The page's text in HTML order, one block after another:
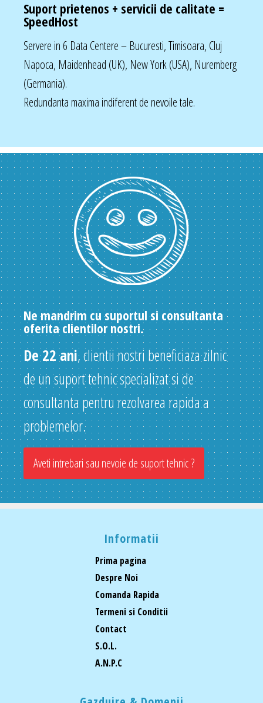
Suport prietenos + servicii de calitate =
SpeedHost
Servere in 6 Data Centere – Bucuresti, Timisoara, Cluj
Napoca, Maidenhead (UK), New York (USA), Nuremberg
(Germania).
Redundanta maxima indiferent de nevoile tale.
Ne mandrim cu suportul si consultanta
oferita clientilor nostri.
De 22 ani, clientii nostri beneficiaza zilnic
de un suport tehnic specializat si de
consultanta pentru rezolvarea rapida a
problemelor.
Aveti intrebari sau nevoie de suport tehnic ?
Informatii
Prima pagina
Despre Noi
Comanda Rapida
Termeni si Conditii
Contact
S.O.L.
A.N.P.C